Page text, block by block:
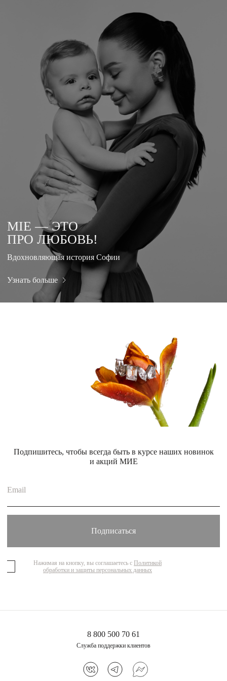
MIE — ЭТО
ПРО ЛЮБОВЬ!
Вдохновляющая история Софии
Узнать больше
Подпишитесь, чтобы всегда быть в курсе наших новинок
и акций МИЕ
Нажимая на кнопку, вы соглашаетесь с Политикой
обработки и защиты персональных данных
8 800 500 70 61
Служба поддержки клиентов